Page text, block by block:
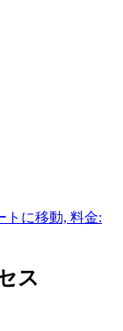
トに移動, 料金:
ス